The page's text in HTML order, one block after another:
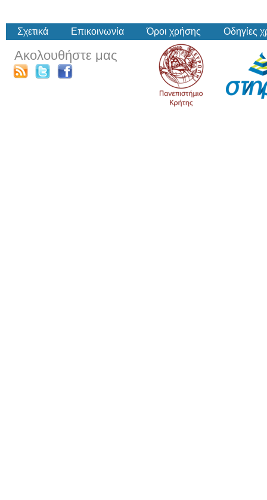
Σχετικά Επικοινωνία Όροι χρήσης Οδηγίες
Ακολουθήστε μας